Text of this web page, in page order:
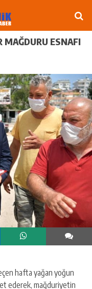
MAĞDURU ESNAFI
hafta yağan yoğun
ederek, mağduriyetin